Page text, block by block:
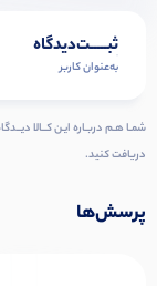
ثبـــــت‌دیدگاه
به‌عنوان کاربر
دریافت کنید.
پرسش‌ها